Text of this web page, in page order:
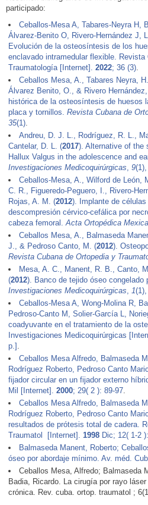
participado:
Ceballos-Mesa A, Tabares-Neyra H,
Álvarez-Benito O, Rivero-Hernández J,
Evolución de la osteosíntesis de los
enclavado intramedular flexible. Revista
Traumatologí­a [Internet]. 2022; 36 (3).
Ceballos Mesa, A., Tabares Neyra,
Álvarez Benito, O., & Rivero
histórica de la osteosíntesis de huesos
placa y tornillos. Revista Cubana de
35(1).
Andreu, D. J. L., Rodríguez, R. L.,
Cantelar, D. L. (2017). Alternative of the
Hallux Valgus in the adolescence and
Investigaciones Medicoquirúrgicas, 9
Ceballos-Mesa, A., Wilford de León,
C. R., Figueredo-Peguero, I., Rivero-
Rojas, A. M. (2012). Implante de
descompresión cérvico-cefálica por
cabeza femoral.Acta Ortopédica
Ceballos Mesa, A., Balmaseda
J., & Pedroso Canto, M. (2012).
Revista Cubana de Ortopedia y
Mesa, A. C., Manent, R. B., Canto,
(2012). Banco de tejido óseo congelado
Investigaciones Medicoquirúrgicas, 1
Ceballos-Mesa A, Wong-Molina R,
Pedroso-Canto M, Solier-García L,
coadyuvante en el tratamiento de la
Investigaciones Medicoquirúrgicas
p.] .
Ceballos Mesa Alfredo, Balmaseda
Rodríguez Roberto, Pedroso Canto
fijador circular en un fijador externo
Mil [Internet]. 2000; 29( 2 ): 89-97.
Ceballos Mesa Alfredo, Balmaseda
Rodríguez Roberto, Pedroso Canto
resultados de prótesis total de cadera.
Traumatol [Internet]. 1998Dic; 12( 1-2
Balmaseda Manent, Roberto;
óseo por abordaje mínimo. Av. méd.
Ceballos Mesa, Alfredo; Balmaseda
Badia, Ricardo. La cirugía por rayo
crónica. Rev. cuba. ortop. traumatol ;